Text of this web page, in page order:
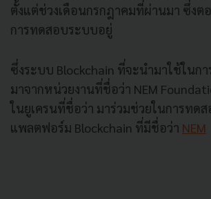
ตั้งแต่ช่วงเดือนกรกฎาคมที่ผ่านมา ซึ่ง
การทดสอบระบบอยู่
ซึ่งระบบ Blockchain ที่จะนำมาใช้ในกา
มาจากหน่วยงานที่ชื่อว่า NEM
ในยูเครนที่ชื่อว่า มาร่วมช่วยในการทด
แพลตฟอร์ม Blockchain ที่มีชื่อว่า NEM